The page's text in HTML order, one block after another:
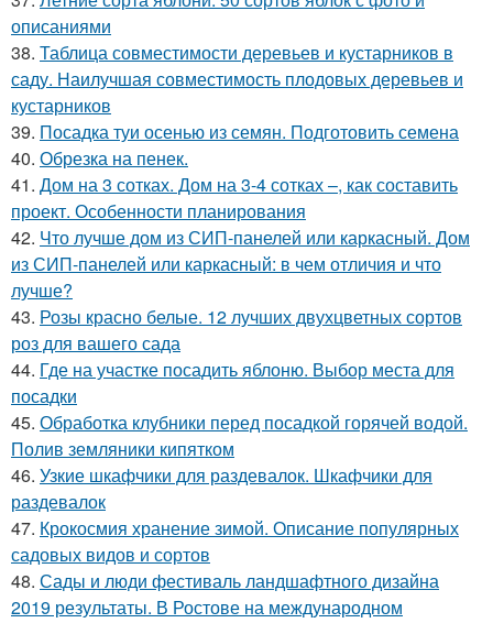
описаниями
38. Таблица совместимости деревьев и кустарников в
саду. Наилучшая совместимость плодовых деревьев и
кустарников
39. Посадка туи осенью из семян. Подготовить семена
40. Обрезка на пенек.
41. Дом на 3 сотках. Дом на 3-4 сотках –, как составить
проект. Особенности планирования
42. Что лучше дом из СИП-панелей или каркасный. Дом
из СИП-панелей или каркасный: в чем отличия и что
лучше?
43. Розы красно белые. 12 лучших двухцветных сортов
роз для вашего сада
44. Где на участке посадить яблоню. Выбор места для
посадки
45. Обработка клубники перед посадкой горячей водой.
Полив земляники кипятком
46. Узкие шкафчики для раздевалок. Шкафчики для
раздевалок
47. Крокосмия хранение зимой. Описание популярных
садовых видов и сортов
48. Сады и люди фестиваль ландшафтного дизайна
2019 результаты. В Ростове на международном